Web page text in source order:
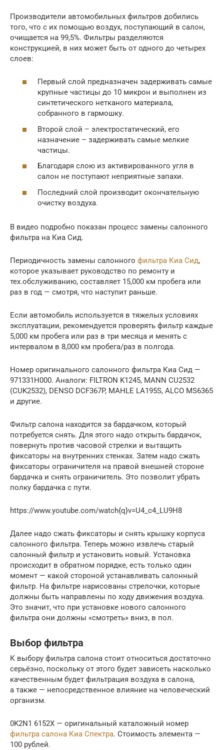
Производители автомобильных фильтров добились
того, что с их помощью воздух, поступающий в салон,
очищается на 99,5%. Фильтры разделяются
конструкцией, в них может быть от одного до четырех
слоев:
Первый слой предназначен задерживать самые
крупные частицы до 10 микрон и выполнен из
синтетического нетканого материала,
собранного в гармошку.
Второй слой – электростатический, его
назначение – задерживать самые мелкие
частицы.
Благодаря слою из активированного угля в
салон не поступают неприятные запахи.
Последний слой производит окончательную
очистку воздуха.
В видео подробно показан процесс замены салонного
фильтра на Киа Сид.
Периодичность замены салонного фильтра Киа Сид,
которое указывает руководство по ремонту и
тех.обслуживанию, составляет 15,000 км пробега или
раз в год — смотря, что наступит раньше.
Если автомобиль используется в тяжелых условиях
эксплуатации, рекомендуется проверять фильтр каждые
5,000 км пробега или раз в три месяца и менять с
интервалом в 8,000 км пробега/раз в полгода.
Номер оригинального салонного фильтра Киа Сид —
971331H000. Аналоги: FILTRON K1245, MANN CU2532
(CUK2532), DENSO DCF367P, MAHLE LA195S, ALCO MS6365
и другие.
Фильтр салона находится за бардачком, который
потребуется снять. Для этого надо открыть бардачок,
повернуть против часовой стрелки и вытащить
фиксаторы на внутренних стенках. Затем надо сжать
фиксаторы ограничителя на правой внешней стороне
бардачка и снять ограничитель. Это позволит убрать
полку бардачка с пути.
https://www.youtube.com/watch{q}v=U4_c4_LU9H8
Далее надо сжать фиксаторы и снять крышку корпуса
салонного фильтра. Теперь можно извлечь старый
салонный фильтр и установить новый. Установка
происходит в обратном порядке, есть только один
момент — какой стороной устанавливать салонный
фильтр. На фильтре нарисованы стрелочки, которые
должны быть направлены по ходу движения воздуха.
Это значит, что при установке нового салонного
фильтра они должны «смотреть» вниз, в пол.
Выбор фильтра
К выбору фильтра салона стоит относиться достаточно
серьёзно, поскольку от этого будет зависеть насколько
качественным будет фильтрация воздуха в салона,
а также — непосредственное влияние на человеческий
организм.
0K2N1 6152X — оригинальный каталожный номер
фильтра салона Киа Спектра. Стоимость элемента —
100 рублей.